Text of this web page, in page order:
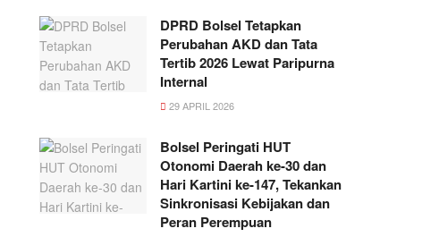
DPRD Bolsel Tetapkan
Perubahan AKD dan Tata
Tertib 2026 Lewat Paripurna
Internal
29 APRIL 2026
Bolsel Peringati HUT
Otonomi Daerah ke-30 dan
Hari Kartini ke-147, Tekankan
Sinkronisasi Kebijakan dan
Peran Perempuan